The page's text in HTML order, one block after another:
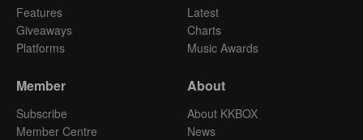
Features
Giveaways
Platforms
Latest
Charts
Music Awards
Member
Subscribe
Member Centre
About
About KKBOX
News